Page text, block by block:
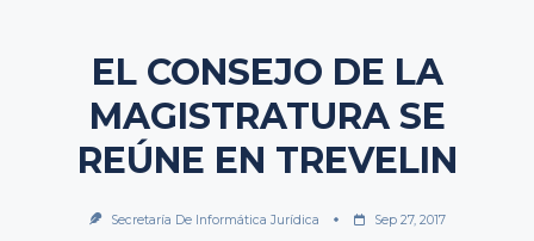
EL CONSEJO DE LA
MAGISTRATURA SE
REÚNE EN TREVELIN
Secretaría De Informática Jurídica Sep 27, 2017